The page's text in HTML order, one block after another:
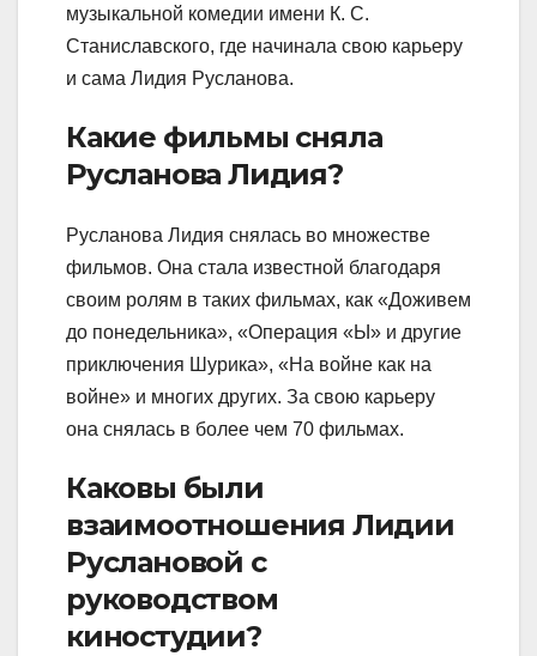
музыкальной комедии имени К. С.
Станиславского, где начинала свою карьеру
и сама Лидия Русланова.
Какие фильмы сняла
Русланова Лидия?
Русланова Лидия снялась во множестве
фильмов. Она стала известной благодаря
своим ролям в таких фильмах, как «Доживем
до понедельника», «Операция «Ы» и другие
приключения Шурика», «На войне как на
войне» и многих других. За свою карьеру
она снялась в более чем 70 фильмах.
Каковы были
взаимоотношения Лидии
Руслановой с
руководством
киностудии?